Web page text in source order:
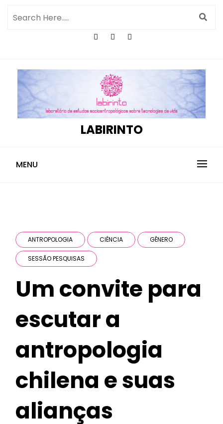
LABIRINTO
MENU
ANTROPOLOGIA CIÊNCIA GÊNERO
SESSÃO PESQUISAS
Um convite para
escutar a
antropologia
chilena e suas
alianças